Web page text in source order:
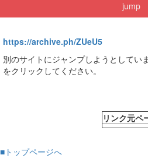
jump
https://archive.ph/ZUeU5
別のサイトにジャンプしようとしてい
をクリックしてください。
リンク元ペ
■トップページへ